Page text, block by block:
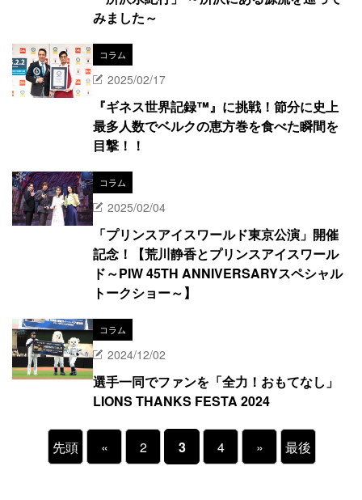
みました～
コラム
2025/02/17
『ギネス世界記録™』に挑戦！節分に史上
最多人数でベルクの恵方巻を食べた瞬間を
目撃！！
コラム
2025/02/04
「プリンスアイスワールド東京公演」開催
記念！【荒川静香とプリンスアイスワール
ド～PIW 45TH ANNIVERSARYスペシャル
トークショー～】
コラム
2024/12/02
選手一同でファンを「全力！おもてなし」
LIONS THANKS FESTA 2024
先頭 « 2 3 4 » 最後